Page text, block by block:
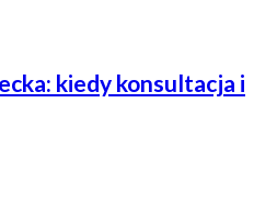
kiedy konsultacja i